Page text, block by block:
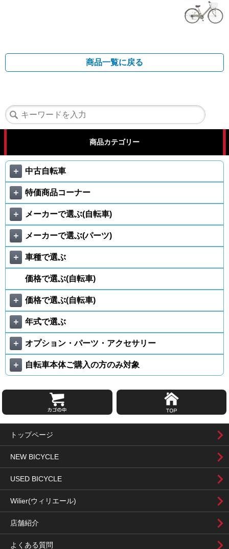
商品一覧に戻る
商品カテゴリー
＋ 中古自転車
＋ 特価商品コーナー
＋ メーカーで選ぶ(自転車)
＋ メーカーで選ぶ(パーツ)
＋ 車種で選ぶ
価格で選ぶ(自転車)
＋ 価格で選ぶ(自転車)
＋ 年式で選ぶ
＋ オプション・パーツ・アクセサリー
＋ 自転車本体ご購入の方のみ対象
トップページ
NEW BICYCLE
USED BICYCLE
Wilier(ウィリエール)
店舗紹介
よくある質問